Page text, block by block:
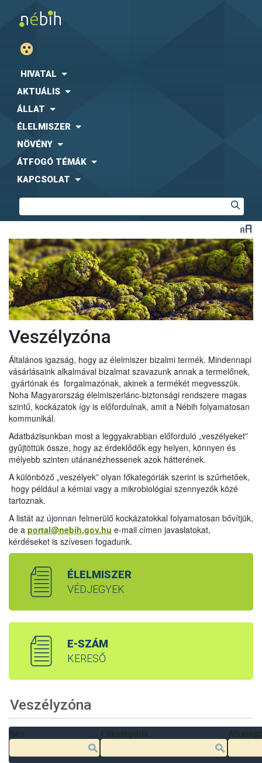
HIVATAL
AKTUÁLIS
ÁLLAT
ÉLELMISZER
NÖVÉNY
ÁTFOGÓ TÉMÁK
KAPCSOLAT
Veszélyzóna
Általános igazság, hogy az élelmiszer bizalmi termék. Mindennapi
vásárlásaink alkalmával bizalmat szavazunk annak a termelőnek,
gyártónak és forgalmazónak, akinek a termékét megvesszük.
Noha Magyarország élelmiszerlánc-biztonsági rendszere magas
szintű, kockázatok így is előfordulnak, amit a Nébih folyamatosan
kommunikál.
Adatbázisunkban most a leggyakrabban előforduló „veszélyeket”
gyűjtöttük össze, hogy az érdeklődők egy helyen, könnyen és
mélyebb szinten utánanézhessenek azok hátterének.
A különböző „veszélyek” olyan főkategóriák szerint is szűrhetőek,
hogy például a kémiai vagy a mikrobiológiai szennyezők közé
tartoznak.
A listát az újonnan felmerülő kockázatokkal folyamatosan bővítjük,
de a portal@nebih.gov.hu e-mail címen javaslatokat,
kérdéseket is szívesen fogadunk.
ÉLELMISZER
VÉDJEGYEK
E-SZÁM
KERESŐ
Veszélyzóna